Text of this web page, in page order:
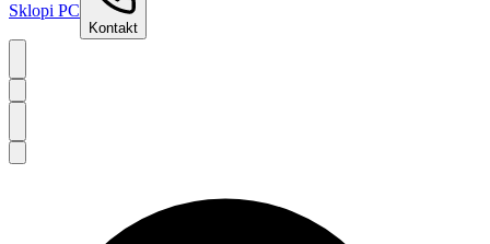
Sklopi PC
Kontakt